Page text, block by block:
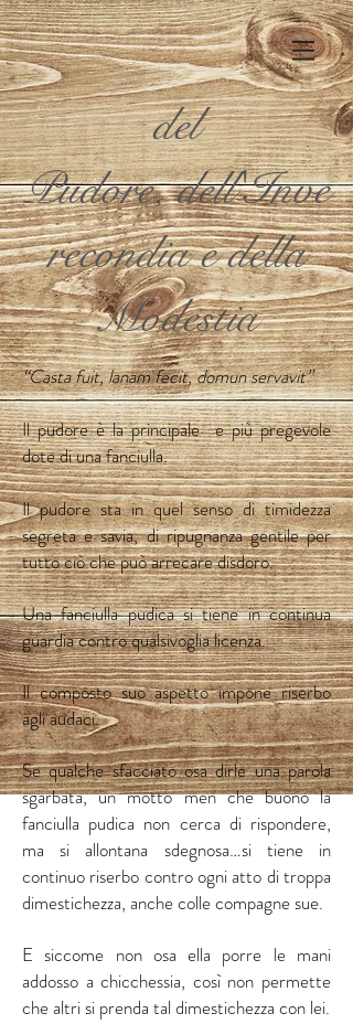
del
Pudore, dell'Inve
recondia e della
Modestia
“Casta fuit, lanam fecit, domun servavit”
Il pudore è la principale e più pregevole
dote di una fanciulla.
Il pudore sta in quel senso di timidezza
segreta e savia, di ripugnanza gentile per
tutto ciò che può arrecare disdoro.
Una fanciulla pudica si tiene in continua
guardia contro qualsivoglia licenza.
Il composto suo aspetto impone riserbo
agli audaci.
Se qualche sfacciato osa dirle una parola
sgarbata, un motto men che buono la
fanciulla pudica non cerca di rispondere,
ma si allontana sdegnosa…si tiene in
continuo riserbo contro ogni atto di troppa
dimestichezza, anche colle compagne sue.
E siccome non osa ella porre le mani
addosso a chicchessia, così non permette
che altri si prenda tal dimestichezza con lei.